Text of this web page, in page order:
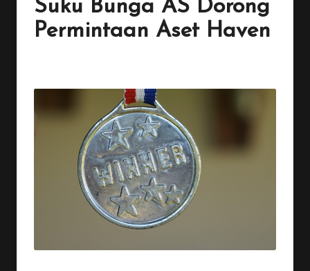
Suku Bunga AS Dorong
Permintaan Aset Haven